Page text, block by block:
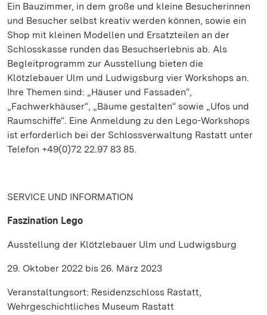
Ein Bauzimmer, in dem große und kleine Besucherinnen
und Besucher selbst kreativ werden können, sowie ein
Shop mit kleinen Modellen und Ersatzteilen an der
Schlosskasse runden das Besuchserlebnis ab. Als
Begleitprogramm zur Ausstellung bieten die
Klötzlebauer Ulm und Ludwigsburg vier Workshops an.
Ihre Themen sind: „Häuser und Fassaden“,
„Fachwerkhäuser“, „Bäume gestalten“ sowie „Ufos und
Raumschiffe“. Eine Anmeldung zu den Lego-Workshops
ist erforderlich bei der Schlossverwaltung Rastatt unter
Telefon +49(0)72 22.97 83 85.
SERVICE UND INFORMATION
Faszination Lego
Ausstellung der Klötzlebauer Ulm und Ludwigsburg
29. Oktober 2022 bis 26. März 2023
Veranstaltungsort: Residenzschloss Rastatt,
Wehrgeschichtliches Museum Rastatt